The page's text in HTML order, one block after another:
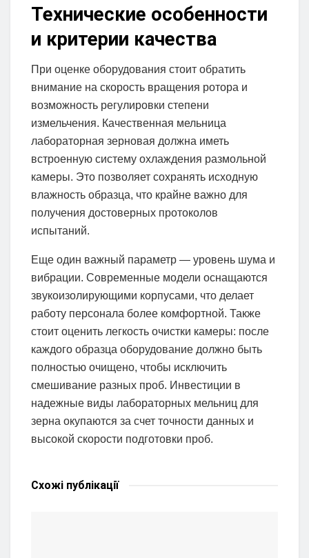
Технические особенности
и критерии качества
При оценке оборудования стоит обратить
внимание на скорость вращения ротора и
возможность регулировки степени
измельчения. Качественная мельница
лабораторная зерновая должна иметь
встроенную систему охлаждения размольной
камеры. Это позволяет сохранять исходную
влажность образца, что крайне важно для
получения достоверных протоколов
испытаний.
Еще один важный параметр — уровень шума и
вибрации. Современные модели оснащаются
звукоизолирующими корпусами, что делает
работу персонала более комфортной. Также
стоит оценить легкость очистки камеры: после
каждого образца оборудование должно быть
полностью очищено, чтобы исключить
смешивание разных проб. Инвестиции в
надежные виды лабораторных мельниц для
зерна окупаются за счет точности данных и
высокой скорости подготовки проб.
Схожі публікації